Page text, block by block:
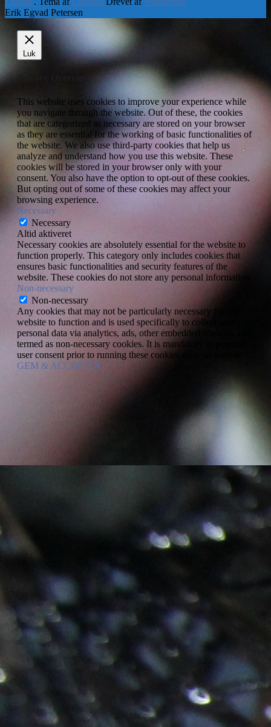
Erik Egvad Petersen
Luk
This website uses cookies to improve your experience while
you navigate through the website. Out of these, the cookies
that are categorized as necessary are stored on your browser
as they are essential for the working of basic functionalities of
the website. We also use third-party cookies that help us
analyze and understand how you use this website. These
cookies will be stored in your browser only with your
consent. You also have the option to opt-out of these cookies.
But opting out of some of these cookies may affect your
browsing experience.
Necessary
Necessary
Altid aktiveret
Necessary cookies are absolutely essential for the website to
function properly. This category only includes cookies that
ensures basic functionalities and security features of the
website. These cookies do not store any personal information.
Non-necessary
Non-necessary
Any cookies that may not be particularly necessary for the
website to function and is used specifically to collect user
personal data via analytics, ads, other embedded contents are
termed as non-necessary cookies. It is mandatory to procure
user consent prior to running these cookies on your website.
GEM & ACCEPTÈR